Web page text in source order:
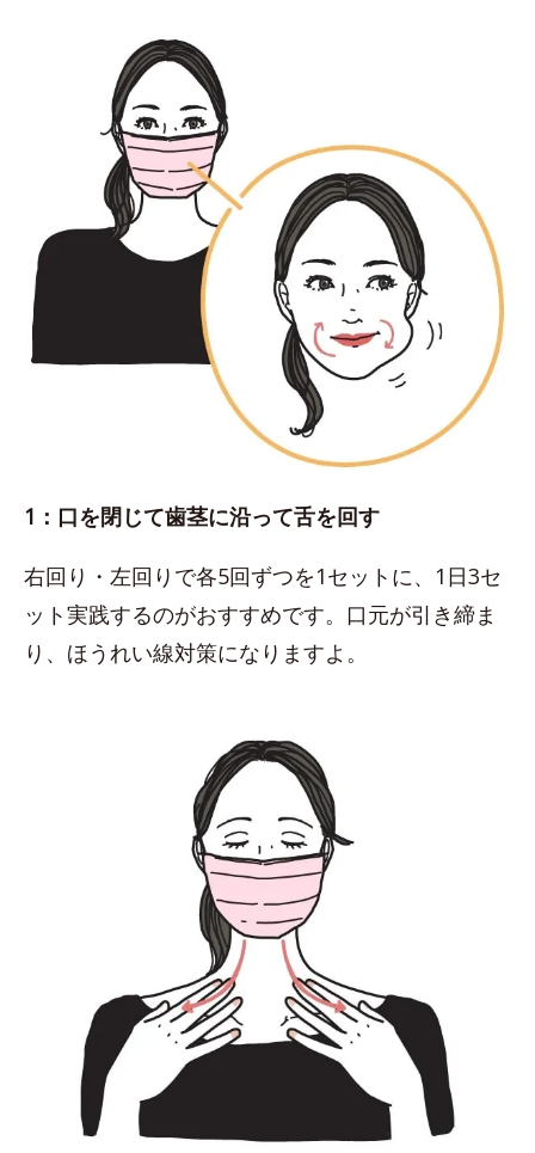
1：口を閉じて歯茎に沿って舌を回す
右回り・左回りで各5回ずつを1セットに、1日3セ
ット実践するのがおすすめです。口元が引き締ま
り、ほうれい線対策になりますよ。